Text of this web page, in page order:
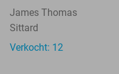
James Thomas
Sittard
Verkocht: 12